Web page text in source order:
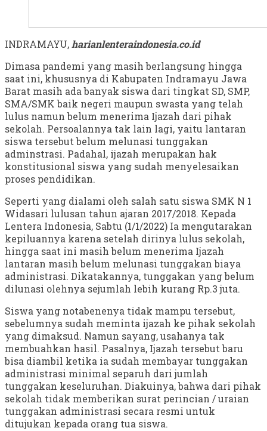
INDRAMAYU,harianlenteraindonesia.co.id
Dimasa pandemi yang masih berlangsung hingga
saat ini, khususnya di Kabupaten Indramayu Jawa
Barat masih ada banyak siswa dari tingkat SD, SMP,
SMA/SMK baik negeri maupun swasta yang telah
lulus namun belum menerima Ijazah dari pihak
sekolah. Persoalannya tak lain lagi, yaitu lantaran
siswa tersebut belum melunasi tunggakan
adminstrasi. Padahal, ijazah merupakan hak
konstitusional siswa yang sudah menyelesaikan
proses pendidikan.
Seperti yang dialami oleh salah satu siswa SMK N 1
Widasari lulusan tahun ajaran 2017/2018. Kepada
Lentera Indonesia, Sabtu (1/1/2022) Ia mengutarakan
kepiluannya karena setelah dirinya lulus sekolah,
hingga saat ini masih belum menerima Ijazah
lantaran masih belum melunasi tunggakan biaya
administrasi. Dikatakannya, tunggakan yang belum
dilunasi olehnya sejumlah lebih kurang Rp.3 juta.
Siswa yang notabenenya tidak mampu tersebut,
sebelumnya sudah meminta ijazah ke pihak sekolah
yang dimaksud. Namun sayang, usahanya tak
membuahkan hasil. Pasalnya, Ijazah tersebut baru
bisa diambil ketika ia sudah membayar tunggakan
administrasi minimal separuh dari jumlah
tunggakan keseluruhan. Diakuinya, bahwa dari pihak
sekolah tidak memberikan surat perincian / uraian
tunggakan administrasi secara resmi untuk
ditujukan kepada orang tua siswa.